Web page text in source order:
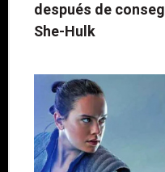
después de
She-Hulk